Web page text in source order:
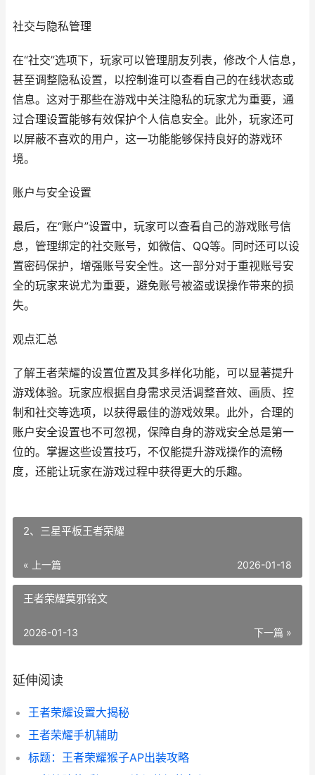
社交与隐私管理
在“社交”选项下，玩家可以管理朋友列表，修改个人信息，
甚至调整隐私设置，以控制谁可以查看自己的在线状态或
信息。这对于那些在游戏中关注隐私的玩家尤为重要，通
过合理设置能够有效保护个人信息安全。此外，玩家还可
以屏蔽不喜欢的用户，这一功能能够保持良好的游戏环
境。
账户与安全设置
最后，在“账户”设置中，玩家可以查看自己的游戏账号信
息，管理绑定的社交账号，如微信、QQ等。同时还可以设
置密码保护，增强账号安全性。这一部分对于重视账号安
全的玩家来说尤为重要，避免账号被盗或误操作带来的损
失。
观点汇总
了解王者荣耀的设置位置及其多样化功能，可以显著提升
游戏体验。玩家应根据自身需求灵活调整音效、画质、控
制和社交等选项，以获得最佳的游戏效果。此外，合理的
账户安全设置也不可忽视，保障自身的游戏安全总是第一
位的。掌握这些设置技巧，不仅能提升游戏操作的流畅
度，还能让玩家在游戏过程中获得更大的乐趣。
2、三星平板王者荣耀
« 上一篇 2026-01-18
王者荣耀莫邪铭文
下一篇 »
2026-01-13
延伸阅读
王者荣耀设置大揭秘
王者荣耀手机辅助
标题：王者荣耀猴子AP出装攻略